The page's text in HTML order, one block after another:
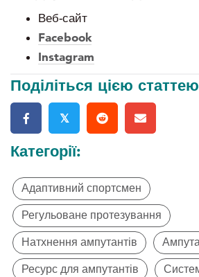
Веб-сайт
Facebook
Instagram
Поділіться цією
𝕏
Категорії:
Адаптивний спортсмен
Регульоване протезування
Натхнення ампутантів
Ресурс для ампутантів